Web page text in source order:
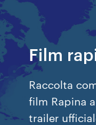
Film
Raccolta
film Rapina
trailer